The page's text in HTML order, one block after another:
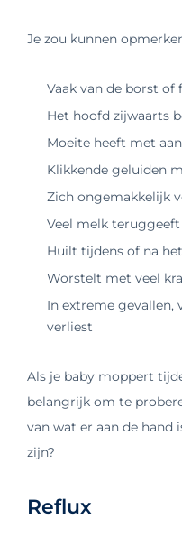
Je zou kunnen
Vaak van de borst
Het hoofd zijwaarts
Moeite heeft met
Klikkende geluiden
Zich ongemakkelijk
Veel melk teruggeeft
Huilt tijdens of na
Worstelt met veel
In extreme
verliest
Als je baby moppert
belangrijk om te
van wat er aan de hand
zijn?
Reflux